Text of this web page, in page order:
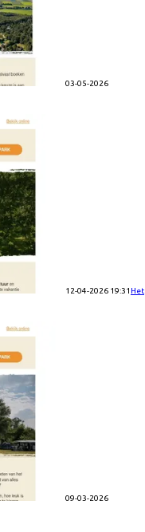
03-05-2026
12-04-2026 19:31 Het
09-03-2026